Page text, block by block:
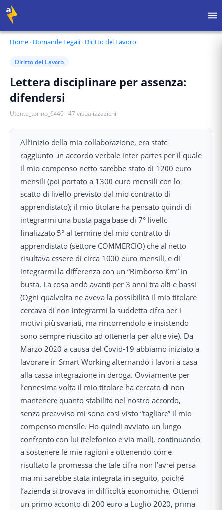
Home · Domande Legali · Diritto del Lavoro
Diritto del Lavoro
Lettera disciplinare per assenza:
difendersi
Utente_torino_6440 · 47visualizzazioni
All’inizio della mia collaborazione, era stato
raggiunto un accordo verbale inter partes per il quale
il mio compenso netto sarebbe stato di 1200 euro
mensili (poi portato a 1300 euro mensili con lo
scatto di livello previsto dal mio contratto di
apprendistato); il mio titolare ha pensato quindi di
integrarmi una busta paga base di 7° livello
finalizzato 5° al termine del mio contratto di
apprendistato (settore COMMERCIO) che al netto
risultava essere di circa 1000 euro mensili, e di
integrarmi la differenza con un “Rimborso Km” in
busta. La cosa andò avanti per 3 anni tra alti e bassi
(Ogni qualvolta ne aveva la possibilità il mio titolare
cercava di non integrarmi la suddetta cifra per i
motivi più svariati, ma rincorrendolo e insistendo
sono sempre riuscito ad ottenerla per altre vie). Da
Marzo 2020 a causa del Covid-19 abbiamo iniziato a
lavorare in Smart Working alternando i lavori a casa
alla cassa integrazione in deroga. Ovviamente per
l’ennesima volta il mio titolare ha cercato di non
mantenere quanto stabilito nel nostro accordo,
senza preavviso mi sono così visto “tagliare” il mio
compenso mensile. Ho quindi avviato un lungo
confronto con lui (telefonico e via mail), continuando
a sostenere le mie ragioni e ottenendo come
risultato la promessa che tale cifra non l’avrei persa
ma mi sarebbe stata integrata in seguito, poiché
l’azienda si trovava in difficoltà economiche. Ottenni
un primo acconto di 200 euro a Luglio 2020, prima